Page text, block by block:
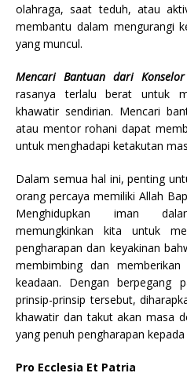
olahraga, saat teduh, atau
membantu dalam mengurangi
yang muncul.
Mencari Bantuan dari
rasanya terlalu berat untuk
khawatir sendirian. Mencari
atau mentor rohani dapat
untuk menghadapi ketakutan
Dalam semua hal ini, penting
orang percaya memiliki Allah
Menghidupkan iman
memungkinkan kita untuk
pengharapan dan keyakinan
membimbing dan
keadaan. Dengan berpegang
prinsip-prinsip tersebut,
khawatir dan takut akan masa
yang penuh pengharapan kepada
Pro Ecclesia Et Patria